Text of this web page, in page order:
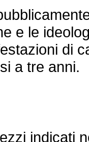
e le
di
a tre anni.
indicati